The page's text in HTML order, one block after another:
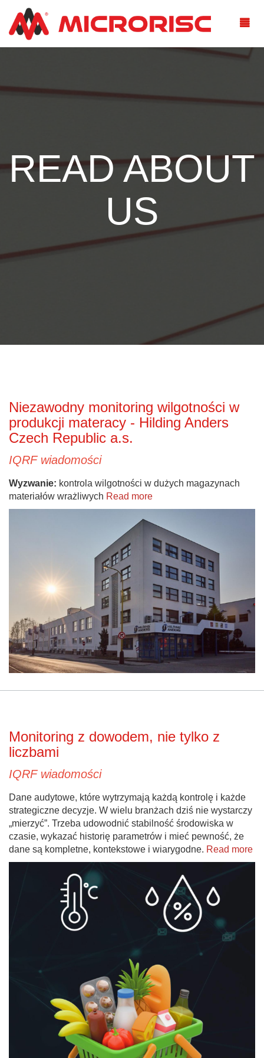
READ ABOUT
US
Niezawodny monitoring wilgotności w
produkcji materacy - Hilding Anders
Czech Republic a.s.
IQRF wiadomości
Wyzwanie: kontrola wilgotności w dużych magazynach
materiałów wrażliwych Read more
Monitoring z dowodem, nie tylko z
liczbami
IQRF wiadomości
Dane audytowe, które wytrzymają każdą kontrolę i każde
strategiczne decyzje. W wielu branżach dziś nie wystarczy
„mierzyć”. Trzeba udowodnić stabilność środowiska w
czasie, wykazać historię parametrów i mieć pewność, że
dane są kompletne, kontekstowe i wiarygodne. Read more